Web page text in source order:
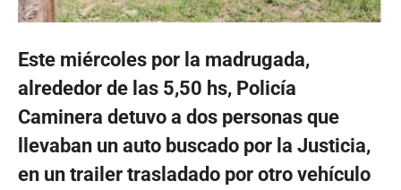
Este miércoles por la madrugada,
alrededor de las 5,50 hs, Policía
Caminera detuvo a dos personas que
llevaban un auto buscado por la Justicia,
en un trailer trasladado por otro vehículo